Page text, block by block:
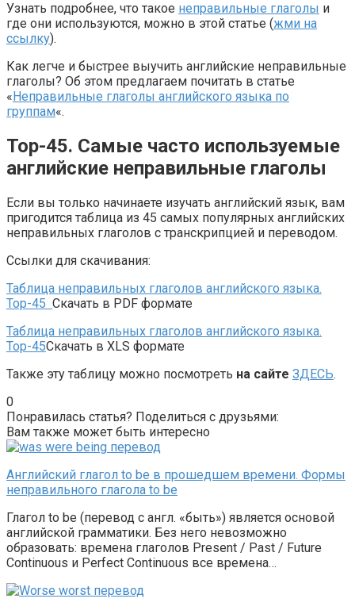
Узнать подробнее, что такое неправильные глаголы и
где они используются, можно в этой статье (жми на
ссылку).
Как легче и быстрее выучить английские неправильные
глаголы? Об этом предлагаем почитать в статье
« Неправильные глаголы английского языка по
группам«.
Top-45. Самые часто используемые
английские неправильные глаголы
Если вы только начинаете изучать английский язык, вам
пригодится таблица из 45 самых популярных английских
неправильных глаголов с транскрипцией и переводом.
Ссылки для скачивания:
Таблица неправильных глаголов английского языка.
Top-45 Скачать в PDF формате
Таблица неправильных глаголов английского языка.
Top-45Скачать в XLS формате
Также эту таблицу можно посмотреть на сайте ЗДЕСЬ.
0
Понравилась статья? Поделиться с друзьями:
Вам также может быть интересно
Английский глагол to be в прошедшем времени. Формы
неправильного глагола to be
Глагол to be (перевод с англ. «быть») является основой
английской грамматики. Без него невозможно
образовать: времена глаголов Present / Past / Future
Continuous и Perfect Continuous все времена…